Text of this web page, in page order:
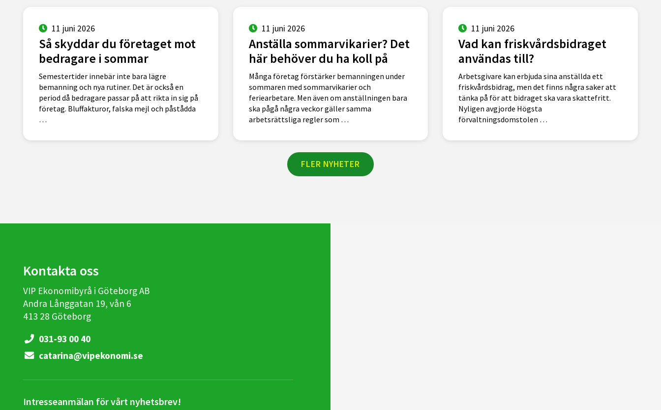
11 juni 2026
Så skyddar du företaget mot
bedragare i sommar
Semestertider innebär inte bara lägre
bemanning och nya rutiner. Det är också en
period då bedragare passar på att rikta in sig på
företag. Bluffakturor, falska mejl och påstådda
…
11 juni 2026
Anställa sommarvikarier? Det
här behöver du ha koll på
Många företag förstärker bemanningen under
sommaren med sommarvikarier och
feriearbetare. Men även om anställningen bara
ska pågå några veckor gäller samma
arbetsrättsliga regler som …
11 juni 2026
Vad kan friskvårdsbidraget
användas till?
Arbetsgivare kan erbjuda sina anställda ett
friskvårdsbidrag, men det finns några saker att
tänka på för att bidraget ska vara skattefritt.
Nyligen avgjorde Högsta
förvaltningsdomstolen …
FLER NYHETER
Kontakta oss
VIP Ekonomibyrå i Göteborg AB
Andra Långgatan 19, vån 6
413 28 Göteborg
031-93 00 40
catarina@vipekonomi.se
Intresseanmälan för vårt nyhetsbrev!